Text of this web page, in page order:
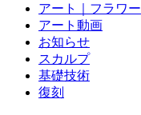
アート｜フラワー
アート動画
お知らせ
スカルプ
基礎技術
復刻